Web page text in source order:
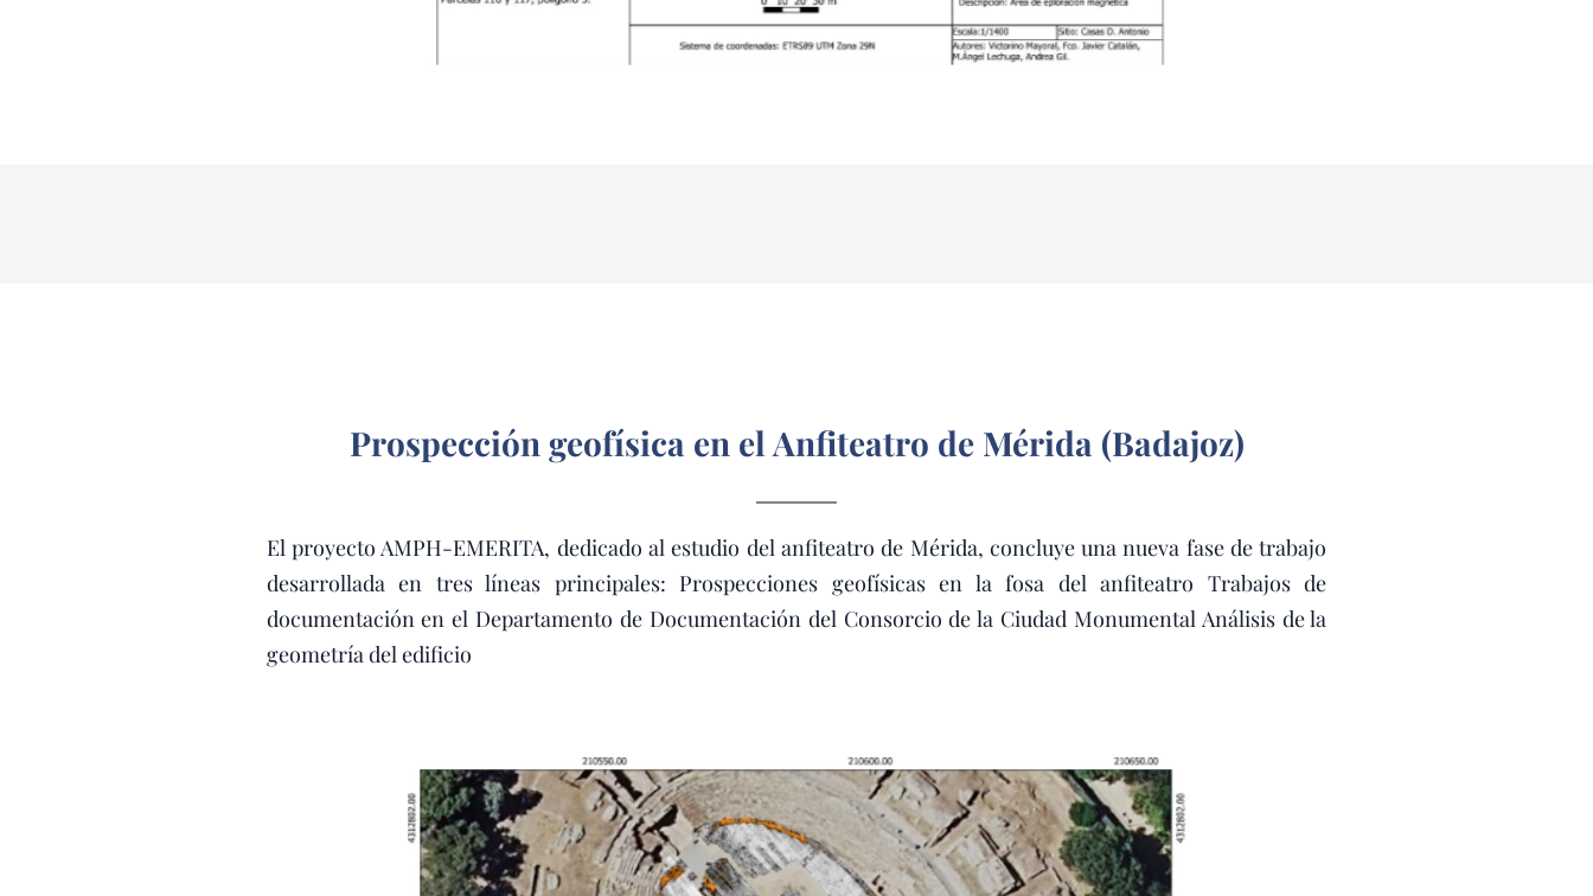
Prospección geofísica en el Anfiteatro de Mérida (Badajoz)
El proyecto AMPH-EMERITA, dedicado al estudio del anfiteatro de Mérida, concluye una nueva fase de trabajo
desarrollada en tres líneas principales: Prospecciones geofísicas en la fosa del anfiteatro Trabajos de
documentación en el Departamento de Documentación del Consorcio de la Ciudad Monumental Análisis de la
geometría del edificio